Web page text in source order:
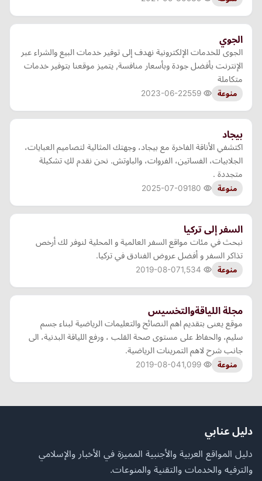
الجوي
الجوى للخدمات الإلكترونية نهدف إلى توفير خدمات البيع والشراء عبر
الإنترنت بأفضل جودة وبأسعار منافسة, يتميز موقعنا بتوفير خدمات
متكاملة
منوعة 2023-06-22
بيجاد
اكتشفي الأناقة الفاخرة مع بيجاد، وجهتك المثالية لتصاميم العبايات،
الجلابيات، الفساتين، الفروات، والباوتش. نحن نقدم لكِ تشكيلة
متجددة .
منوعة 2025-07-09
السفر إلى تركيا
نبحث في مئات مواقع السفر العالمية و المحلية لنوفر لك أرخص
تذاكر السفر و أفضل عروض الفنادق في تركيا.
منوعة 2019-08-07
مجلة اللياقةوالتخسيس
موقع يعنى بتقديم اهم النصائح والتعليمات الرياضية لبناء جسم
سليم، والحفاظ على مستوى صحة القلب ، ورفع اللياقة البدنية، الى
جانب شرح لاهم التمرينات الرياضية.
منوعة 2019-08-04
دليل عنابي
دليل المواقع العربية والأجنبية المميزة في الأخبار والإسلامي
والترفيه والخدمات والتقنية والمنوعات.